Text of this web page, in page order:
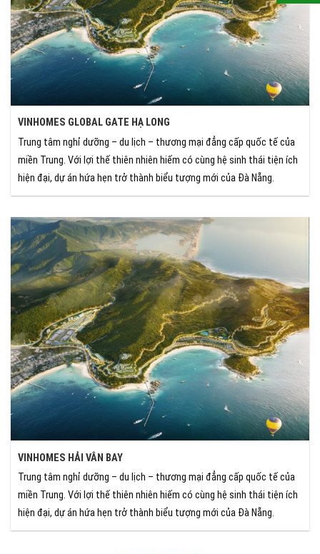
VINHOMES GLOBAL GATE HẠ LONG
Trung tâm nghỉ dưỡng – du lịch – thương mại đẳng cấp quốc tế của
miền Trung. Với lợi thế thiên nhiên hiếm có cùng hệ sinh thái tiện ích
hiện đại, dự án hứa hẹn trở thành biểu tượng mới của Đà Nẵng.
VINHOMES HẢI VÂN BAY
Trung tâm nghỉ dưỡng – du lịch – thương mại đẳng cấp quốc tế của
miền Trung. Với lợi thế thiên nhiên hiếm có cùng hệ sinh thái tiện ích
hiện đại, dự án hứa hẹn trở thành biểu tượng mới của Đà Nẵng.